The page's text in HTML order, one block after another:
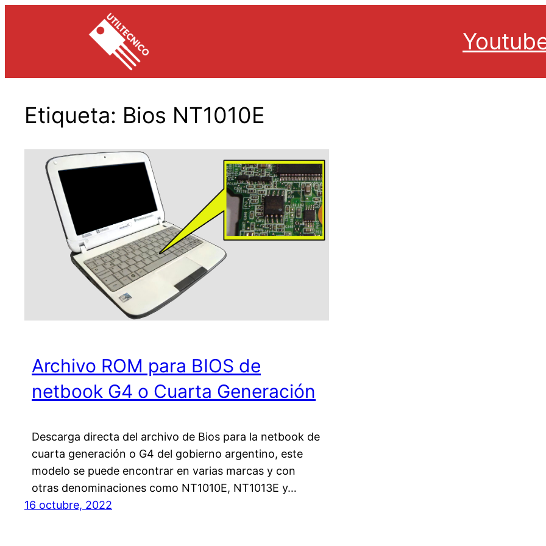
Etiqueta: Bios NT1010E
Archivo ROM para BIOS de
netbook G4 o Cuarta Generación
Descarga directa del archivo de Bios para la netbook de
cuarta generación o G4 del gobierno argentino, este
modelo se puede encontrar en varias marcas y con
otras denominaciones como NT1010E, NT1013E y…
16 octubre, 2022